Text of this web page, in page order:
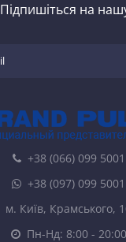
Підпишіться на
+38 (066) 099 5001
+38 (097) 099 5001
м. Київ, Крамського,
Пн-Нд: 8:00 - 20:00